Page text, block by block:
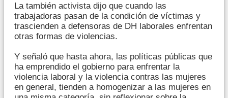
La también activista dijo que cuando las
trabajadoras pasan de la condición de víctimas y
trascienden a defensoras de DH laborales enfrentan
otras formas de violencias.
Y señaló que hasta ahora, las políticas públicas que
ha emprendido el gobierno para enfrentar la
violencia laboral y la violencia contras las mujeres
en general, tienden a homogenizar a las mujeres en